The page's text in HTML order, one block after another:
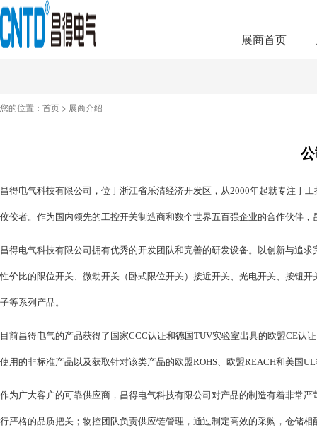
展商首页
您的位置： 首页 > 展商介绍
昌得电气科技有限公司，位于浙江省乐清经济开发区，从2000年起就专注于工
佼佼者。作为国内领先的工控开关制造商和数个世界五百强企业的合作伙伴
昌得电气科技有限公司拥有优秀的开发团队和完善的研发设备。以创新与追
性价比的限位开关、微动开关（卧式限位开关）接近开关、光电开关、按钮
子等系列产品。
目前昌得电气的产品获得了国家CCC认证和德国TUV实验室出具的欧盟CE认
使用的非标准产品以及获取针对该类产品的欧盟ROHS、欧盟REACH和美国UL
作为广大客户的可靠供应商，昌得电气科技有限公司对产品的制造有着非常
行严格的品质把关；物控团队负责供应链管理，通过制定高效的采购，仓储